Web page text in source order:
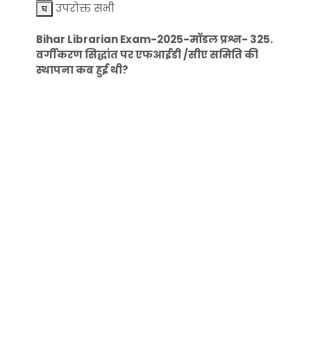
उपरोक्त सभी
Bihar Librarian Exam-2025-मॉडल प्रश्न- 325.
वर्गीकरण सिद्धांत पर एफआईडी /सीए समिति की
स्थापना कब हुई थी?